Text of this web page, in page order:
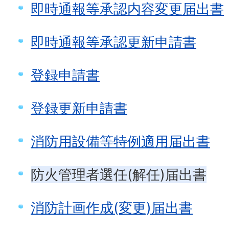
即時通報等承認内容変更届出書
即時通報等承認更新申請書
登録申請書
登録更新申請書
消防用設備等特例適用届出書
防火管理者選任(解任)届出書
消防計画作成(変更)届出書